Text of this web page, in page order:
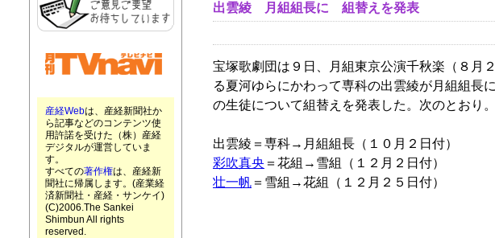
出雲綾 月組組長に 組替えを発表
宝塚歌劇団は９日、月組東京公演千秋楽（８月
る夏河ゆらにかわって専科の出雲綾が月組組長
の生徒について組替えを発表した。次のとおり。
出雲綾＝専科→月組組長（１０月２日付）
彩吹真央 ＝花組→雪組（１２月２日付）
壮一帆 ＝雪組→花組（１２月２５日付）
産経Webは、産経新聞社か
ら記事などのコンテンツ使
用許諾を受けた（株）産経
デジタルが運営していま
す。
すべての著作権は、産経新
聞社に帰属します。(産業経
済新聞社・産経・サンケイ)
(C)2006.The Sankei
Shimbun All rights
reserved.